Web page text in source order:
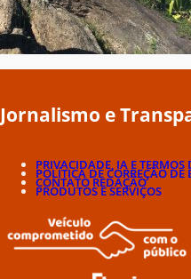
Jornalismo e
PRIVACIDADE, IA E TERMOS
POLÍTICA DE CORREÇÃO DE
CONTATO REDAÇÃO
PRODUTOS E SERVIÇOS